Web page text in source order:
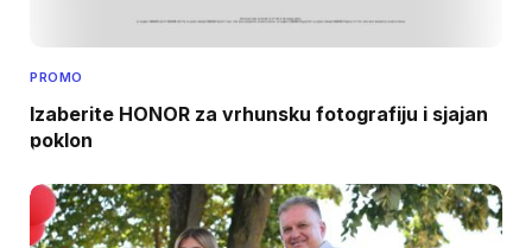
PROMO
Izaberite HONOR za vrhunsku fotografiju i sjajan
poklon